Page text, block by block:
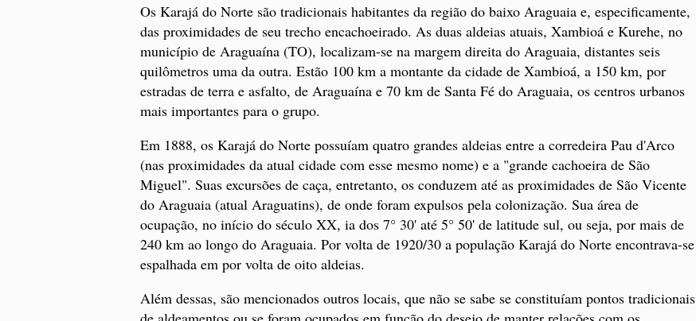
Os Karajá do Norte são tradicionais habitantes da região do baixo Araguaia e, especificamente,
das proximidades de seu trecho encachoeirado. As duas aldeias atuais, Xambioá e Kurehe, no
município de Araguaína (TO), localizam-se na margem direita do Araguaia, distantes seis
quilômetros uma da outra. Estão 100 km a montante da cidade de Xambioá, a 150 km, por
estradas de terra e asfalto, de Araguaína e 70 km de Santa Fé do Araguaia, os centros urbanos
mais importantes para o grupo.
Em 1888, os Karajá do Norte possuíam quatro grandes aldeias entre a corredeira Pau d'Arco
(nas proximidades da atual cidade com esse mesmo nome) e a "grande cachoeira de São
Miguel". Suas excursões de caça, entretanto, os conduzem até as proximidades de São Vicente
do Araguaia (atual Araguatins), de onde foram expulsos pela colonização. Sua área de
ocupação, no início do século XX, ia dos 7° 30' até 5° 50' de latitude sul, ou seja, por mais de
240 km ao longo do Araguaia. Por volta de 1920/30 a população Karajá do Norte encontrava-se
espalhada em por volta de oito aldeias.
Além dessas, são mencionados outros locais, que não se sabe se constituíam pontos tradicionais